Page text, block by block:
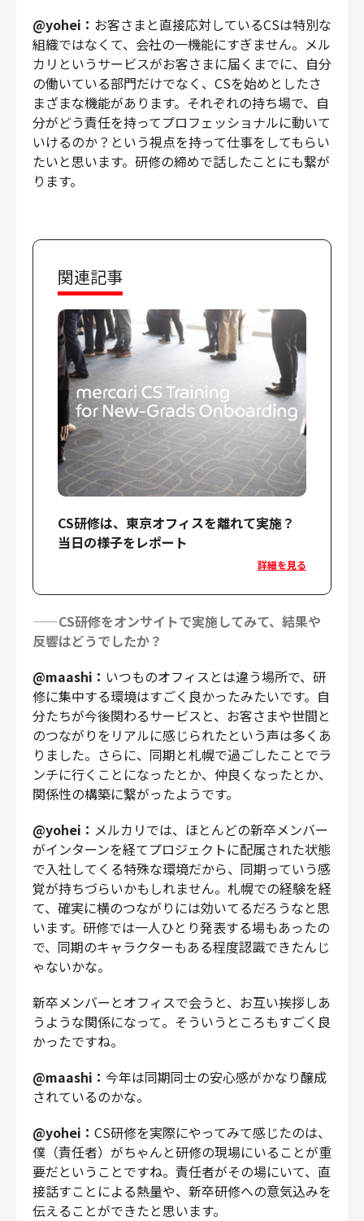
@yohei： お客さまと直接応対しているCSは特別な
組織ではなくて、会社の一機能にすぎません。メル
カリというサービスがお客さまに届くまでに、自分
の働いている部門だけでなく、CSを始めとしたさ
まざまな機能があります。それぞれの持ち場で、自
分がどう責任を持ってプロフェッショナルに動いて
いけるのか？という視点を持って仕事をしてもらい
たいと思います。研修の締めで話したことにも繋が
ります。
関連記事
CS研修は、東京オフィスを離れて実施？
当日の様子をレポート
詳細を見る
——CS研修をオンサイトで実施してみて、結果や
反響はどうでしたか？
@maashi： いつものオフィスとは違う場所で、研
修に集中する環境はすごく良かったみたいです。自
分たちが今後関わるサービスと、お客さまや世間と
のつながりをリアルに感じられたという声は多くあ
りました。さらに、同期と札幌で過ごしたことでラ
ンチに行くことになったとか、仲良くなったとか、
関係性の構築に繋がったようです。
@yohei： メルカリでは、ほとんどの新卒メンバー
がインターンを経てプロジェクトに配属された状態
で入社してくる特殊な環境だから、同期っていう感
覚が持ちづらいかもしれません。札幌での経験を経
て、確実に横のつながりには効いてるだろうなと思
います。研修では一人ひとり発表する場もあったの
で、同期のキャラクターもある程度認識できたんじ
ゃないかな。
新卒メンバーとオフィスで会うと、お互い挨拶しあ
うような関係になって。そういうところもすごく良
かったですね。
@maashi： 今年は同期同士の安心感がかなり醸成
されているのかな。
@yohei： CS研修を実際にやってみて感じたのは、
僕（責任者）がちゃんと研修の現場にいることが重
要だということですね。責任者がその場にいて、直
接話すことによる熱量や、新卒研修への意気込みを
伝えることができたと思います。